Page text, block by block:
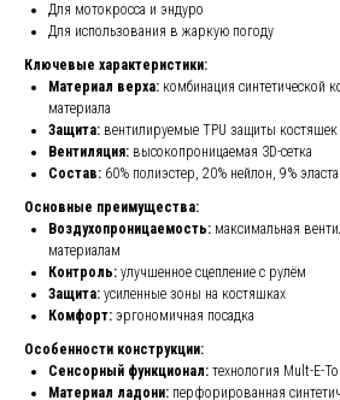
Для мотокросса и эндуро
Для использования в жаркую погоду
Ключевые характеристики:
Материал верха: комбинация синтетической
материала
Защита: вентилируемые TPU защиты костяшек
Вентиляция: высокопроницаемая 3D-сетка
Состав: 60% полиэстер, 20% нейлон, 9%
Основные преимущества:
Воздухопроницаемость: максимальная
материалам
Контроль: улучшенное сцепление с рулём
Защита: усиленные зоны на костяшках
Комфорт: эргономичная посадка
Особенности конструкции:
Сенсорный функционал: технология Mult-E-
Материал ладони: перфорированная